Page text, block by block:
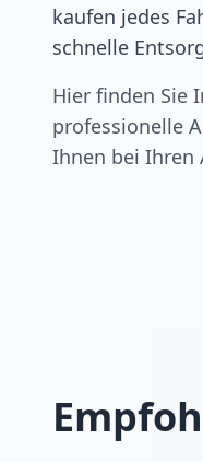
kaufen jedes
schnelle
Hier finden Sie
professionelle
Ihnen bei Ihren